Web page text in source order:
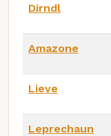
Dirndl
Amazone
Lieve
Leprechaun